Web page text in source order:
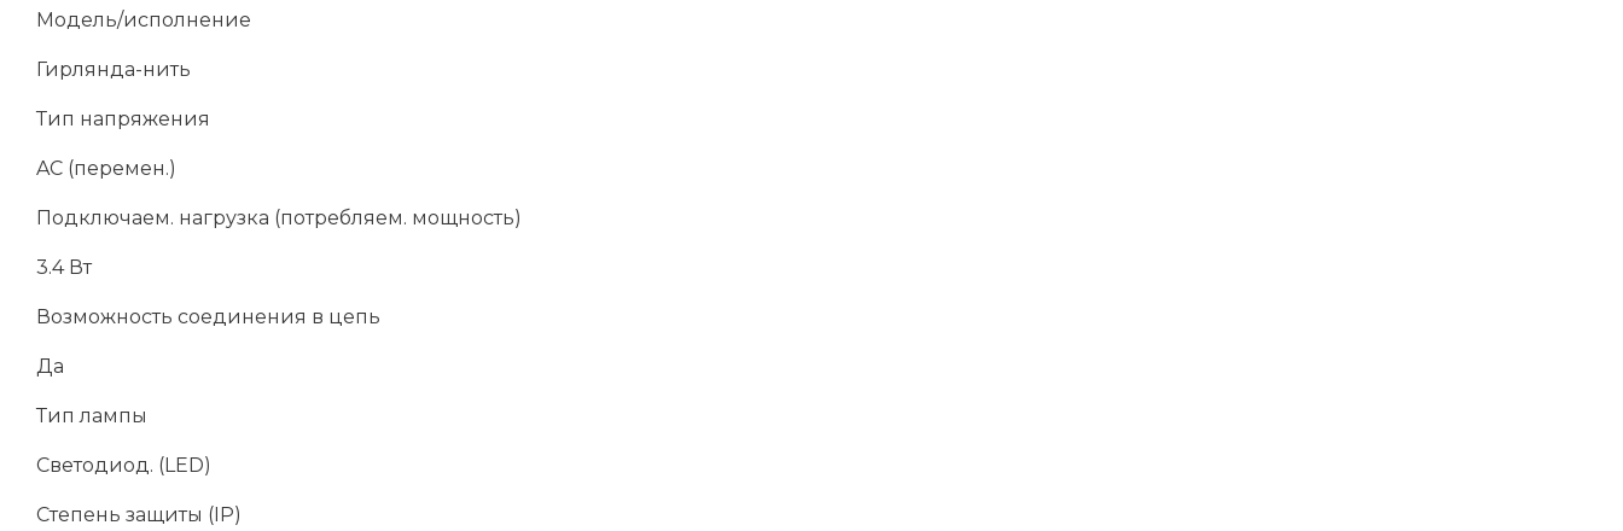
Модель/исполнение
Гирлянда-нить
Тип напряжения
AC (перемен.)
Подключаем. нагрузка (потребляем. мощность)
3.4 Вт
Возможность соединения в цепь
Да
Тип лампы
Светодиод. (LED)
Степень защиты (IP)